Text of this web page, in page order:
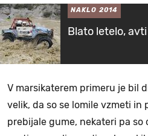
NAKLO 2014
Blato letelo,
V marsikaterem primeru je bil
velik, da so se lomile vzmeti in
prebijale gume, nekateri pa so